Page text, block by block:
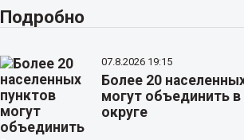
Подробно
07.8.2026 19:15
Более 20
могут объединить
округе